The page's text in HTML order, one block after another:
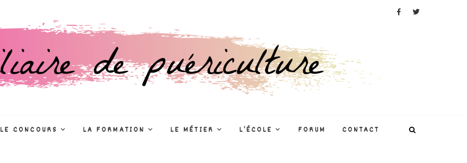
LE CONCOURS LA FORMATION LE MÉTIER L’ÉCOLE FORUM CONTACT